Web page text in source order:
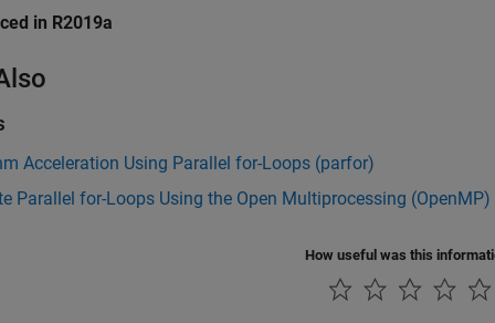
in R2019a
Acceleration Using Parallel for-Loops (parfor)
Parallel for-Loops Using the Open Multiprocessing
How useful was this